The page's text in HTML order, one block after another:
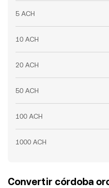
5 ACH
10 ACH
20 ACH
50 ACH
100 ACH
1000 ACH
Convertir córdoba